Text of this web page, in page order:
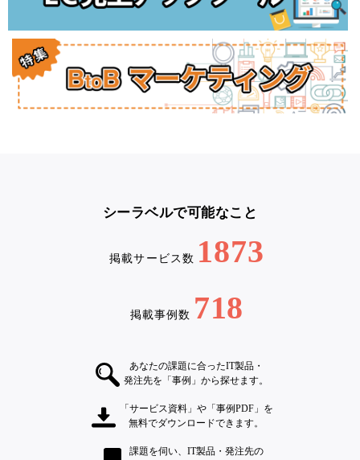
シーラベルで可能なこと
掲載サービス数 1873
掲載事例数 718
あなたの課題に合ったIT製品・
発注先を「事例」から探せます。
「サービス資料」や「事例PDF」を
無料でダウンロードできます。
課題を伺い、IT製品・発注先の